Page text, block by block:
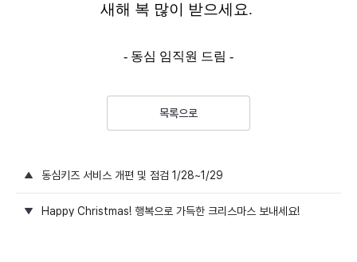
새해 복 많이 받으세요.
- 동심 임직원 드림 -
목록으로
동심키즈 서비스 개편 및 점검 1/28~1/29
Happy Christmas! 행복으로 가득한 크리스마스 보내세요!